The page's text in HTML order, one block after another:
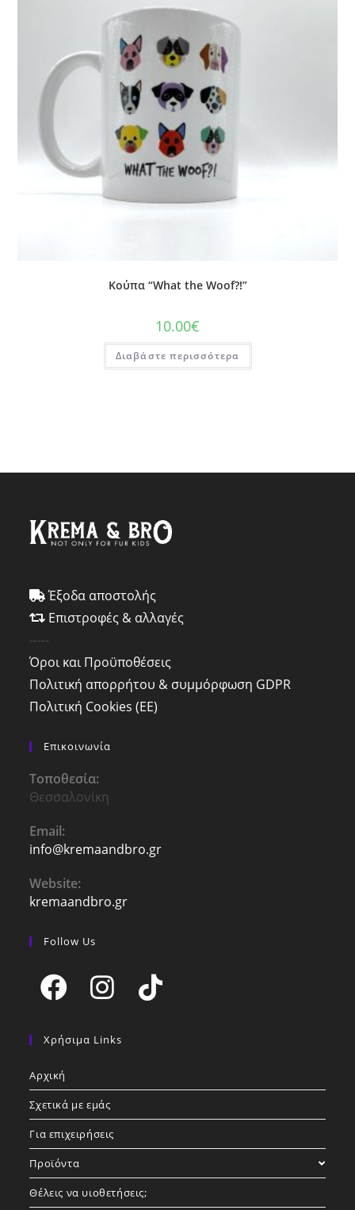
Κούπα “What the Woof?!”
10.00€
Διαβάστε περισσότερα
Έξοδα αποστολής
Επιστροφές & αλλαγές
-----
Όροι και Προϋποθέσεις
Πολιτική απορρήτου & συμμόρφωση GDPR
Πολιτική Cookies (ΕΕ)
Επικοινωνία
Τοποθεσία:
Θεσσαλονίκη
Email:
info@kremaandbro.grOpens
Website:
kremaandbro.gr
Follow Us
in
new
in
Χρήσιμα Links
Αρχική
Σχετικά με εμάς
Για επιχειρήσεις
Προϊόντα
Θέλεις να υιοθετήσεις;